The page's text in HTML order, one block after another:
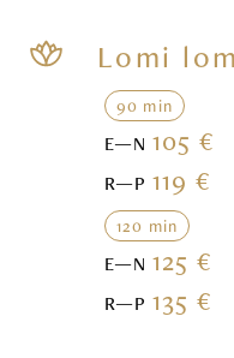
Lomi
90 min
E—N105 €
R—P119 €
120 min
E—N125 €
R—P135 €